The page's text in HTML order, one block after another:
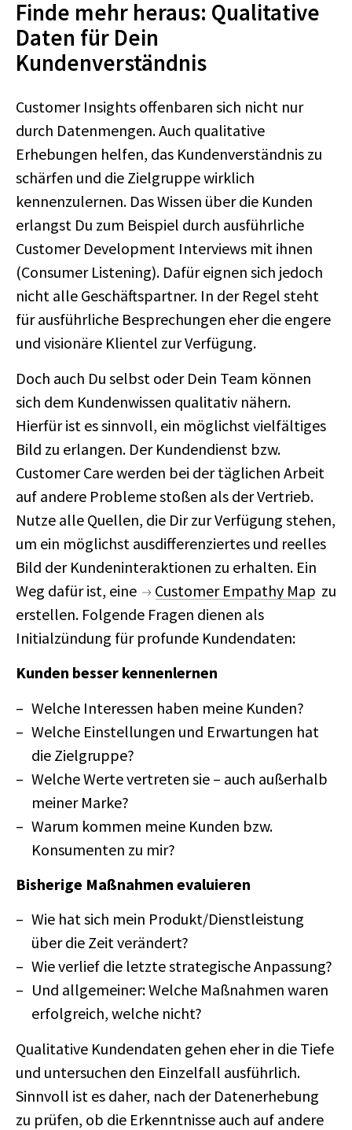
Finde mehr heraus: Qualitative
Daten für Dein
Kundenverständnis
Customer Insights offenbaren sich nicht nur
durch Datenmengen. Auch qualitative
Erhebungen helfen, das Kundenverständnis zu
schärfen und die Zielgruppe wirklich
kennenzulernen. Das Wissen über die Kunden
erlangst Du zum Beispiel durch ausführliche
Customer Development Interviews mit ihnen
(Consumer Listening). Dafür eignen sich jedoch
nicht alle Geschäftspartner. In der Regel steht
für ausführliche Besprechungen eher die engere
und visionäre Klientel zur Verfügung.
Doch auch Du selbst oder Dein Team können
sich dem Kundenwissen qualitativ nähern.
Hierfür ist es sinnvoll, ein möglichst vielfältiges
Bild zu erlangen. Der Kundendienst bzw.
Customer Care werden bei der täglichen Arbeit
auf andere Probleme stoßen als der Vertrieb.
Nutze alle Quellen, die Dir zur Verfügung stehen,
um ein möglichst ausdifferenziertes und reelles
Bild der Kundeninteraktionen zu erhalten. Ein
Weg dafür ist, eine
Customer Empathy Map zu
erstellen. Folgende Fragen dienen als
Initialzündung für profunde Kundendaten:
Kunden besser kennenlernen
Welche Interessen haben meine Kunden?
Welche Einstellungen und Erwartungen hat
die Zielgruppe?
Welche Werte vertreten sie – auch außerhalb
meiner Marke?
Warum kommen meine Kunden bzw.
Konsumenten zu mir?
Bisherige Maßnahmen evaluieren
Wie hat sich mein Produkt/Dienstleistung
über die Zeit verändert?
Wie verlief die letzte strategische Anpassung?
Und allgemeiner: Welche Maßnahmen waren
erfolgreich, welche nicht?
Qualitative Kundendaten gehen eher in die Tiefe
und untersuchen den Einzelfall ausführlich.
Sinnvoll ist es daher, nach der Datenerhebung
zu prüfen, ob die Erkenntnisse auch auf andere